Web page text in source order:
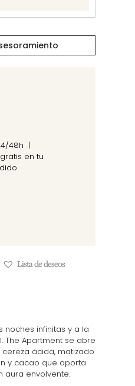
48h |
en tu
Lista de deseos
noches infinitas y a la
The Apartment se abre
ácida, matizado
y cacao que aporta
aura envolvente.